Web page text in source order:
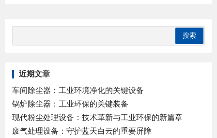
近期文章
车间除尘器：工业环境净化的关键设备
锅炉除尘器：工业环保的关键装备
现代粉尘处理设备：技术革新与工业环保的新篇章
废气处理设备：守护蓝天白云的重要屏障